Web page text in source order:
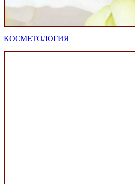
КОСМЕТОЛОГИЯ